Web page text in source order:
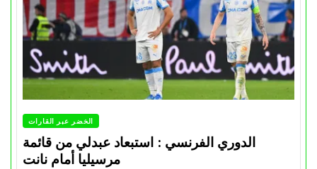
الخضر عبر القارات
الدوري الفرنسي : استبعاد عبدلي من قائمة
مرسيليا أمام نانت